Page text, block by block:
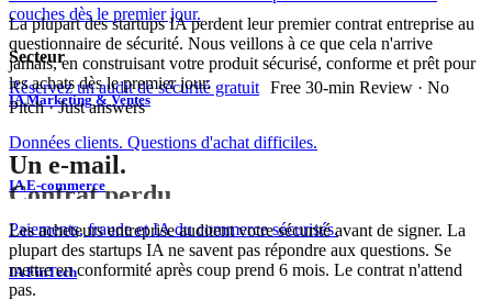
couches dès le premier jour.
Secteur
IA Marketing & Ventes
Données clients. Questions d'achat difficiles.
IA E-commerce
Paiements, fraude et IA du commerce sécurisés.
IA FinTech
La plupart des startups IA perdent leur premier contrat entreprise au
questionnaire de sécurité. Nous veillons à ce que cela n'arrive
jamais, en construisant votre produit sécurisé, conforme et prêt pour
les achats dès le premier jour.
Réservez un audit de sécurité gratuit Free 30-min Review · No
Pitch · Just answers
Un e-mail.
Contrat perdu.
Les acheteurs entreprise auditent votre sécurité avant de signer. La
plupart des startups IA ne savent pas répondre aux questions. Se
mettre en conformité après coup prend 6 mois. Le contrat n'attend
pas.